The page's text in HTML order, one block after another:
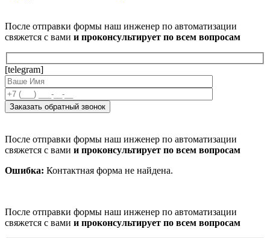
После отправки формы наш инженер по автоматизации
свяжется с вами и проконсультирует по всем вопросам
[telegram]
После отправки формы наш инженер по автоматизации
свяжется с вами и проконсультирует по всем вопросам
Ошибка: Контактная форма не найдена.
После отправки формы наш инженер по автоматизации
свяжется с вами и проконсультирует по всем вопросам